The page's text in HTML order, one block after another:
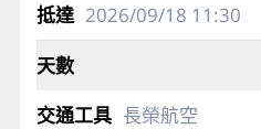
2026/09/18 11:30
長榮航空